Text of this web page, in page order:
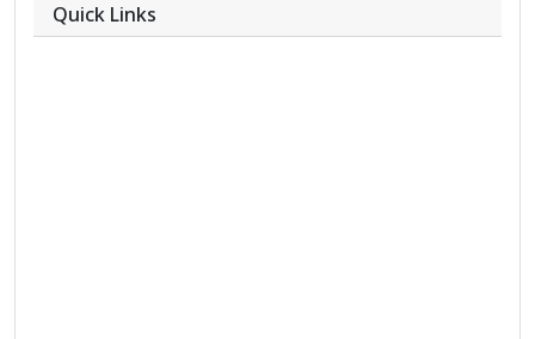
Quick Links